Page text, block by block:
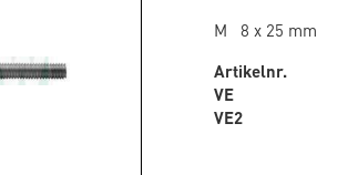
M 8 x 25 mm
Artikelnr.
VE
VE2